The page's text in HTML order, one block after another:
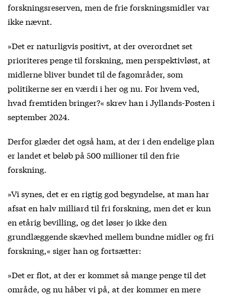
forskningsreserven, men de frie forskningsmidler var
ikke nævnt.
»Det er naturligvis positivt, at der overordnet set
prioriteres penge til forskning, men perspektivløst, at
midlerne bliver bundet til de fagområder, som
politikerne ser en værdi i her og nu. For hvem ved,
hvad fremtiden bringer?« skrev han i Jyllands-Posten i
september 2024.
Derfor glæder det også ham, at der i den endelige plan
er landet et beløb på 500 millioner til den frie
forskning.
»Vi synes, det er en rigtig god begyndelse, at man har
afsat en halv milliard til fri forskning, men det er kun
en etårig bevilling, og det løser jo ikke den
grundlæggende skævhed mellem bundne midler og fri
forskning,« siger han og fortsætter:
»Det er flot, at der er kommet så mange penge til det
område, og nu håber vi på, at der kommer en mere